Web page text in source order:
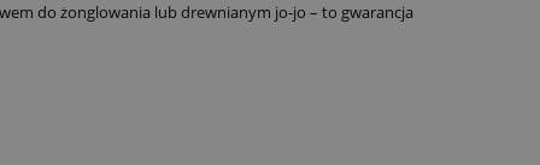
do żonglowania lub drewnianym jo-jo – to gwarancja